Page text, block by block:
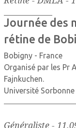
Journée des
rétine de
Bobigny - France
Organisé par les Pr
Fajnkuchen.
Université
Généraliste-